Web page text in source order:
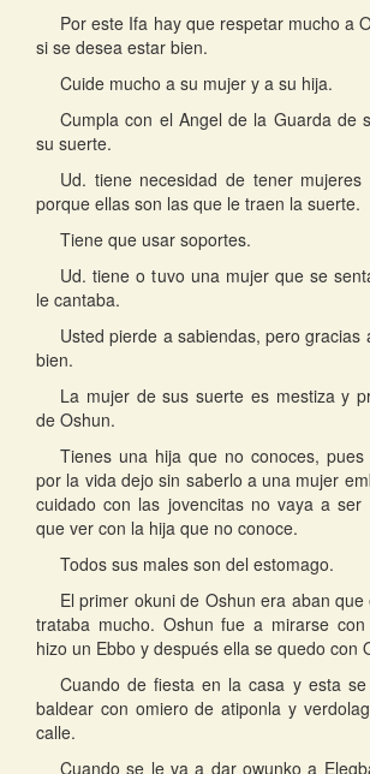
Por este Ifa hay que respetar mucho a
si se desea estar bien.
Cuide mucho a su mujer y a su hija.
Cumpla con el Angel de la Guarda de
su suerte.
Ud. tiene necesidad de tener
porque ellas son las que le traen la suerte.
Tiene que usar soportes.
Ud. tiene o tuvo una mujer que se
le cantaba.
Usted pierde a sabiendas, pero gracias
bien.
La mujer de sus suerte es mestiza y
de Oshun.
Tienes una hija que no conoces,
por la vida dejo sin saberlo a una mujer
cuidado con las jovencitas no vaya a ser
que ver con la hija que no conoce.
Todos sus males son del estomago.
El primer okuni de Oshun era aban
trataba mucho. Oshun fue a mirarse
hizo un Ebbo y después ella se quedo con
Cuando de fiesta en la casa y esta
baldear con omiero de atiponla y
calle.
Cuando se le va a dar owunko a